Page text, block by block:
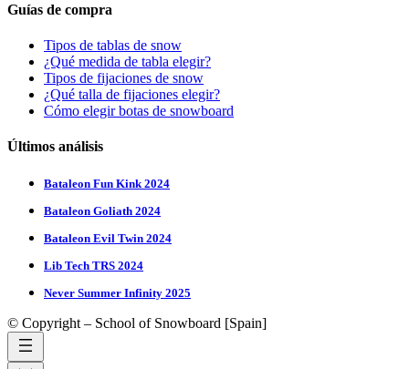
Guías de compra
Tipos de tablas de snow
¿Qué medida de tabla elegir?
Tipos de fijaciones de snow
¿Qué talla de fijaciones elegir?
Cómo elegir botas de snowboard
Últimos análisis
Bataleon Fun Kink 2024
Bataleon Goliath 2024
Bataleon Evil Twin 2024
Lib Tech TRS 2024
Never Summer Infinity 2025
© Copyright – School of Snowboard [Spain]